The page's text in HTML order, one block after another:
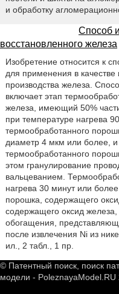
и обработку
Способ
восстановленного железа
Изобретение относится к
для применения в
производства железа.
включает этап
железа, имеющий 50%
при температуре нагрева
термообработанного
диаметр 4 мкм или более, и
термообработанного
этом гранулирование
вальцеванием.
нагрева 30 минут или
порошка, содержащего
содержащего оксид
обогащения,
после извлечения Ni из
ил., 2 табл., 1 пр.
© Патентный поиск, поиск
модели - PoleznayaModel.RU